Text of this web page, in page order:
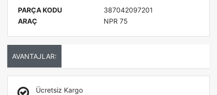
PARÇA KODU
387042097201
ARAÇ
NPR 75
AVANTAJLAR:
Ücretsiz Kargo